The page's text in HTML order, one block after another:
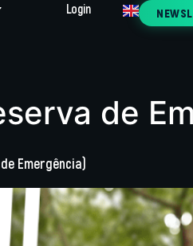
Login
de
Emergência)